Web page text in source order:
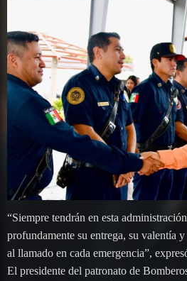
“Siempre tendrán en esta
profundamente su entrega, su valentía
al llamado en cada emergencia”,
El presidente del patronato de